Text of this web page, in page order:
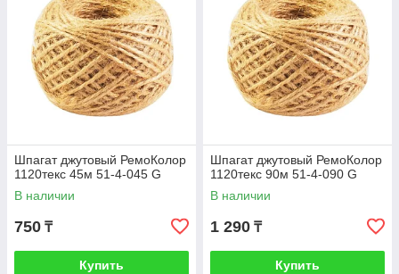
Шпагат джутовый РемоКолор
1120текс 45м 51-4-045 G
В наличии
750 ₸
Купить
Шпагат джутовый РемоКолор
1120текс 90м 51-4-090 G
В наличии
1 290 ₸
Купить